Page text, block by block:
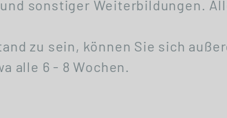
sonstiger Weiterbildungen.
zu sein, können Sie sich
alle 6 - 8 Wochen.